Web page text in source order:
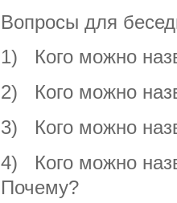
Вопросы для
1) Кого можно
2) Кого можно
3) Кого можно
4) Кого можно
Почему?